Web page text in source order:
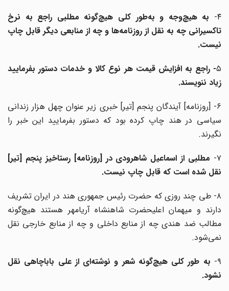
به هیچ‌وجه و به‌طور کلی هیچ‌گونه مطلبی راجع به نرخ
تاکسیرانی چه به نقل از روزنامه‌ها و چه از منابعی دیگر قابل چاپ
نیست.
- راجع به افزایش قیمت هر نوع کالا و خدمات دستور بفرمایید
زیاد ننویسند.
۶- [روزنامه] آیندگان پنجم [تیر] خبری زیر عنوان چهل هزار زندانی
سیاسی در هند چاپ کرده بود که دستور بفرمایید این خبر را
نگیرند.
مطلبی از اسماعیل شاهرودی در [روزنامه] رستاخیز پنجم [تیر]
نقل شده است که قابل چاپ نیست.
۸- طی چند روزی که حضرت رئیس جمهوری هند در ایران تشریف
دارند و میهمان اعلیحضرت شاهنشاه آریامهر هستند هیچ‌گونه
مطالب ضد هندی چه از منابع داخلی و چه از منابع خارجی نقل
نمی‌شود.
به طور کلی هیچ‌گونه شعر و نوشته‌ای از علی باباچاهی نقل
نشود.